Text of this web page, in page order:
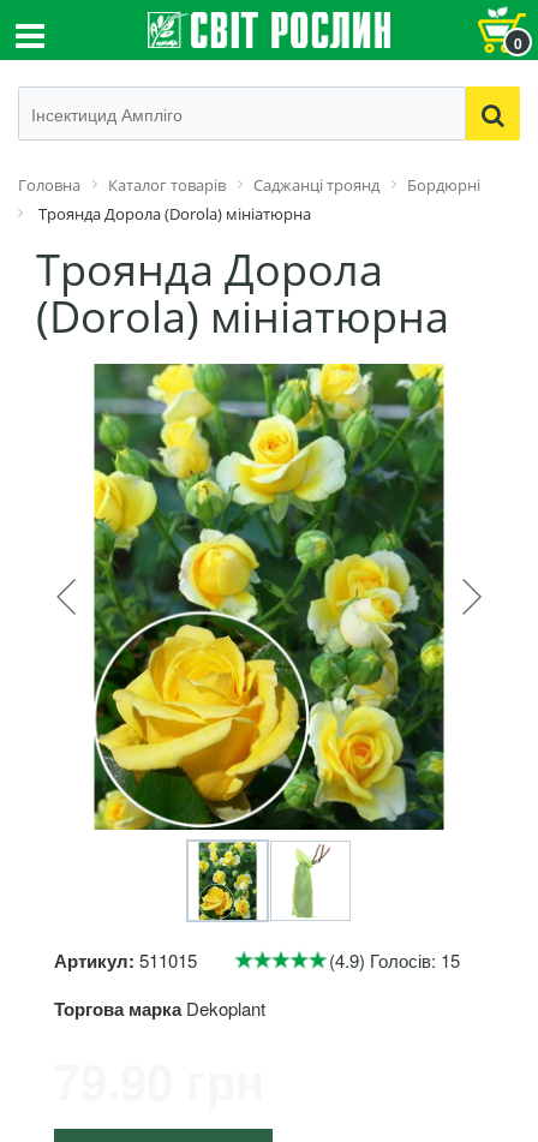
0
Головна Каталог товарів Cаджанці троянд
Бордюрні
Троянда Дорола (Dorola) мініатюрна
Троянда Дорола
(Dorola) мініатюрна
Артикул: 511015 (4.9) Голосів: 15
Торгова марка Dekoplant